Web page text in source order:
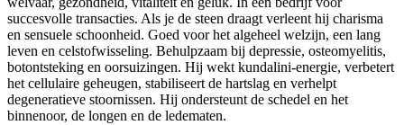
succesvolle transacties. Als je de steen draagt verleent hij charisma
en sensuele schoonheid. Goed voor het algeheel welzijn, een lang
leven en celstofwisseling. Behulpzaam bij depressie, osteomyelitis,
botontsteking en oorsuizingen. Hij wekt kundalini-energie, verbetert
het cellulaire geheugen, stabiliseert de hartslag en verhelpt
degeneratieve stoornissen. Hij ondersteunt de schedel en het
binnenoor, de longen en de ledematen.